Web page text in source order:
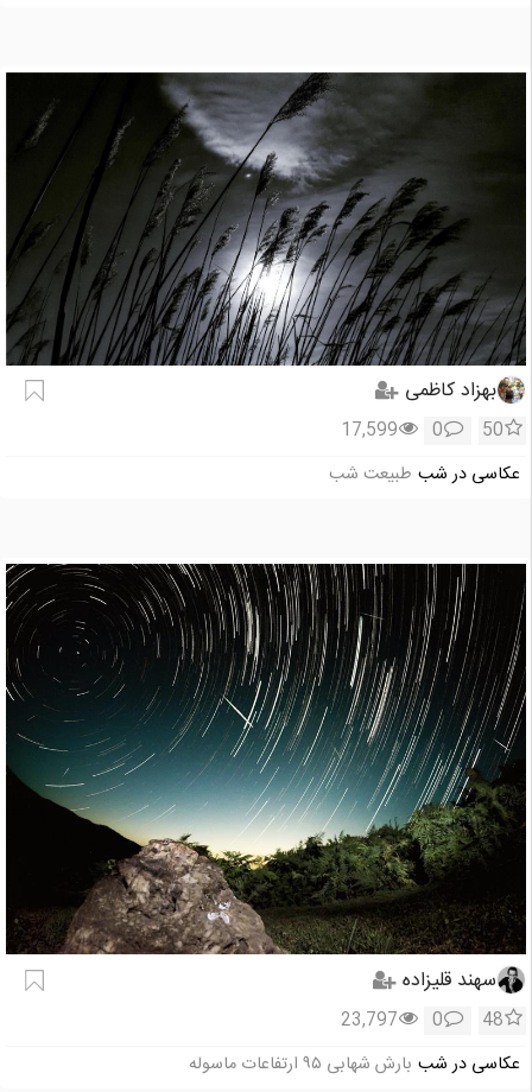
بهزاد کاظمی
50
0
17,599
عکاسی در شب طبیعت شب
سهند قلیزاده
48
0
23,797
عکاسی در شب بارش شهابی ۹۵ ارتفاعات ماسوله